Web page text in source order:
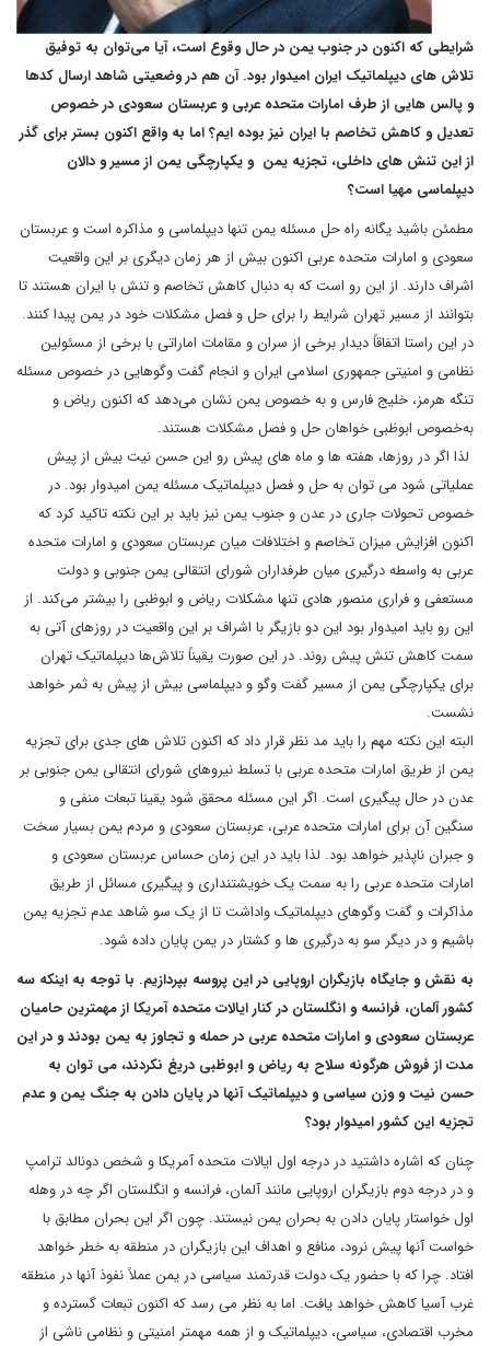
شرایطی که اکنون در جنوب یمن در حال وقوع است، آیا می‌توان به توفیق
تلاش های دیپلماتیک ایران امیدوار بود. آن هم در وضعیتی شاهد ارسال کدها
و پالس هایی از طرف امارات متحده عربی و عربستان سعودی در خصوص
تعدیل و کاهش تخاصم با ایران نیز بوده ایم؟ اما به واقع اکنون بستر برای گذر
از این تنش های داخلی، تجزیه یمن و یکپارچگی یمن از مسیر و دالان
دیپلماسی مهیا است؟
مطمئن باشید یگانه راه حل مسئله یمن تنها دیپلماسی و مذاکره است و عربستان
سعودی و امارات متحده عربی اکنون بیش از هر زمان دیگری بر این واقعیت
اشراف دارند. از این رو است که به دنبال کاهش تخاصم و تنش با ایران هستند تا
بتوانند از مسیر تهران شرایط را برای حل و فصل مشکلات خود در یمن پیدا کنند.
در این راستا اتفاقاً دیدار برخی از سران و مقامات اماراتی با برخی از مسئولین
نظامی و امنیتی جمهوری اسلامی ایران و انجام گفت وگوهایی در خصوص مسئله
تنگه هرمز، خلیج فارس و به خصوص یمن نشان می‌دهد که اکنون ریاض و
به‌خصوص ابوظبی خواهان حل و فصل مشکلات هستند.
لذا اگر در روزها، هفته ها و ماه های پیش رو این حسن نیت بیش از پیش
عملیاتی شود می توان به حل و فصل دیپلماتیک مسئله یمن امیدوار بود. در
خصوص تحولات جاری در عدن و جنوب یمن نیز باید بر این نکته تاکید کرد که
اکنون افزایش میزان تخاصم و اختلافات میان عربستان سعودی و امارات متحده
عربی به واسطه درگیری میان طرفداران شورای انتقالی یمن جنوبی و دولت
مستعفی و فراری منصور هادی تنها مشکلات ریاض و ابوظبی را بیشتر می‌کند. از
این رو باید امیدوار بود این دو بازیگر با اشراف بر این واقعیت در روزهای آتی به
سمت کاهش تنش پیش روند. در این صورت یقیناً تلاش‌ها دیپلماتیک تهران
برای یکپارچگی یمن از مسیر گفت وگو و دیپلماسی بیش از پیش به ثمر خواهد
نشست.
البته این نکته مهم را باید مد نظر قرار داد که اکنون تلاش های جدی برای تجزیه
یمن از طریق امارات متحده عربی با تسلط نیروهای شورای انتقالی یمن جنوبی بر
عدن در حال پیگیری است. اگر این مسئله محقق شود یقینا تبعات منفی و
سنگین آن برای امارات متحده عربی، عربستان سعودی و مردم یمن بسیار سخت
و جبران ناپذیر خواهد بود. لذا باید در این زمان حساس عربستان سعودی و
امارات متحده عربی را به سمت یک خویشتنداری و پیگیری مسائل از طریق
مذاکرات و گفت وگوهای دیپلماتیک واداشت تا از یک سو شاهد عدم تجزیه یمن
باشیم و در دیگر سو به درگیری ها و کشتار در یمن پایان داده شود.
به نقش و جایگاه بازیگران اروپایی در این پروسه بپردازیم. با توجه به اینکه سه
کشور آلمان، فرانسه و انگلستان در کنار ایالات متحده آمریکا از مهمترین حامیان
عربستان سعودی و امارات متحده عربی در حمله و تجاوز به یمن بودند و در این
مدت از فروش هرگونه سلاح به ریاض و ابوظبی دریغ نکردند، می توان به
حسن نیت و وزن سیاسی و دیپلماتیک آنها در پایان دادن به جنگ یمن و عدم
تجزیه این کشور امیدوار بود؟
چنان که اشاره داشتید در درجه اول ایالات متحده آمریکا و شخص دونالد ترامپ
و در درجه دوم بازیگران اروپایی مانند آلمان، فرانسه و انگلستان اگر چه در وهله
اول خواستار پایان دادن به بحران یمن نیستند. چون اگر این بحران مطابق با
خواست آنها پیش نرود، منافع و اهداف این بازیگران در منطقه به خطر خواهد
افتاد. چرا که با حضور یک دولت قدرتمند سیاسی در یمن عملاً نفوذ آنها در منطقه
غرب آسیا کاهش خواهد یافت. اما به نظر می رسد که اکنون تبعات گسترده و
مخرب اقتصادی، سیاسی، دیپلماتیک و از همه مهمتر امنیتی و نظامی ناشی از